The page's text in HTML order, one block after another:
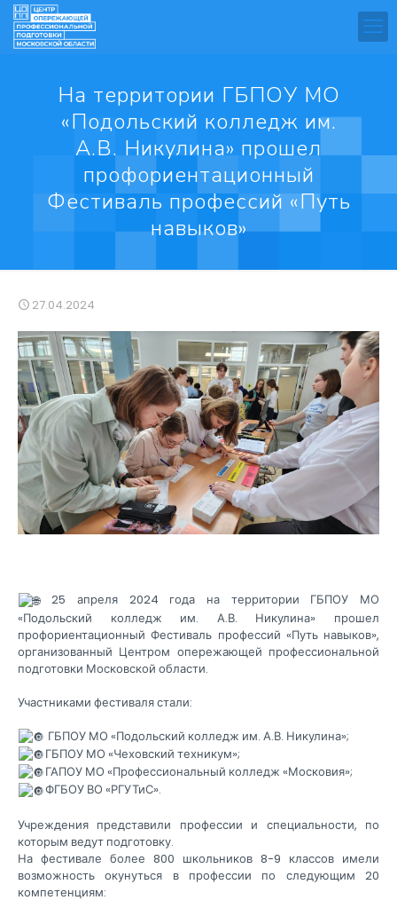
На территории ГБПОУ МО
«Подольский колледж им.
А.В. Никулина» прошел
профориентационный
Фестиваль профессий «Путь
навыков»
27.04.2024
25 апреля 2024 года на территории ГБПОУ МО
«Подольский колледж им. А.В. Никулина» прошел
профориентационный Фестиваль профессий «Путь навыков»,
организованный Центром опережающей профессиональной
подготовки Московской области.
Участниками фестиваля стали:
ГБПОУ МО «Подольский колледж им. А.В. Никулина»;
ГБПОУ МО «Чеховский техникум»;
ГАПОУ МО «Профессиональный колледж «Московия»;
ФГБОУ ВО «РГУТиС».
Учреждения представили профессии и специальности, по
которым ведут подготовку.
На фестивале более 800 школьников 8-9 классов имели
возможность окунуться в профессии по следующим 20
компетенциям: